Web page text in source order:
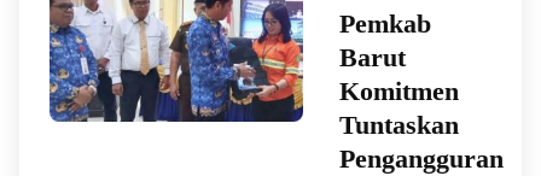
Pemkab
Barut
Komitmen
Tuntaskan
Pengangguran